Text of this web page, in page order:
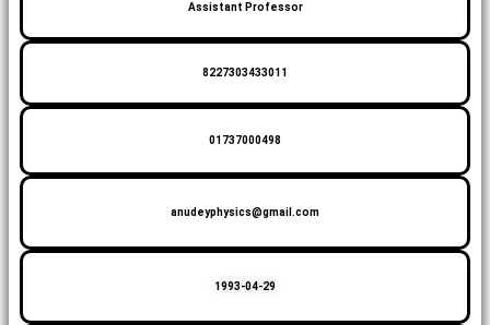
Assistant Professor
8227303433011
01737000498
anudeyphysics@gmail.com
1993-04-29